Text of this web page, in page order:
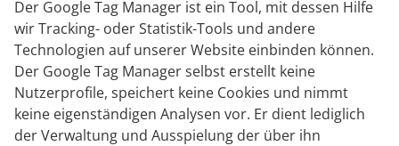
Der Google Tag Manager ist ein Tool, mit dessen Hilfe
wir Tracking- oder Statistik-Tools und andere
Technologien auf unserer Website einbinden können.
Der Google Tag Manager selbst erstellt keine
Nutzerprofile, speichert keine Cookies und nimmt
keine eigenständigen Analysen vor. Er dient lediglich
der Verwaltung und Ausspielung der über ihn